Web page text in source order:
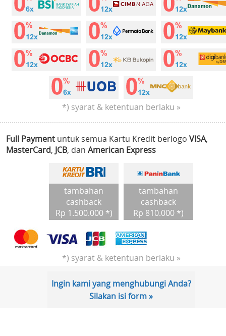
*) syarat & ketentuan berlaku »
Full Payment untuk semua Kartu Kredit berlogo VISA,
MasterCard, JCB, dan American Express
tambahan
cashback
Rp 1.500.000 *)
tambahan
cashback
Rp 810.000 *)
*) syarat & ketentuan berlaku »
Ingin kami yang menghubungi Anda?
Silakan isi form »